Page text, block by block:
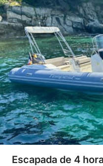
Escapada de 4